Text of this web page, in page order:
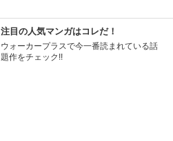
注目の人気マンガはコレだ！
ウォーカープラスで今一番読まれている話
題作をチェック!!